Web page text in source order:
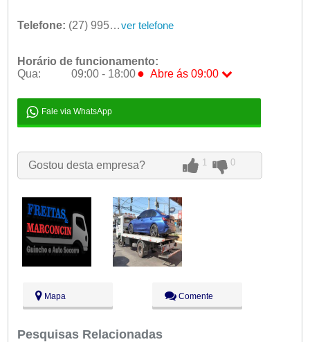
Telefone: (27) 99583-0800 ver telefone
Horário de funcionamento:
Qua:
09:00 - 18:00 ● Abre ás 09:00
Ter:
09:00 - 18:00
Qua:
09:00 - 18:00●Abre ás 09:00
Sex:
09:00 - 18:00
Sáb:
Fechado
Fale via WhatsApp
Gostou desta empresa? 1 0
Mapa Comente
Pesquisas Relacionadas